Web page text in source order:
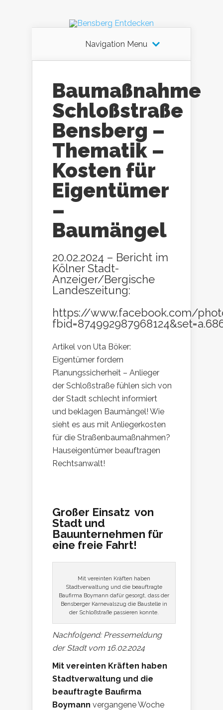
Navigation Menu
Baumaßnahme
Schloßstraße
Bensberg –
Thematik –
Kosten für
Eigentümer
–
Baumängel
20.02.2024 – Bericht im
Kölner Stadt-
Anzeiger/Bergische
Landeszeitung:
https://www.facebook.com/
Artikel von Uta Böker:
Eigentümer fordern
Planungssicherheit – Anlieger
der Schloßstraße fühlen sich von
der Stadt schlecht informiert
und beklagen Baumängel! Wie
sieht es aus mit Anliegerkosten
für die Straßenbaumaßnahmen?
Hauseigentümer beauftragen
Rechtsanwalt!
Großer Einsatz von
Stadt und
Bauunternehmen für
eine freie Fahrt!
Mit vereinten Kräften haben
Stadtverwaltung und die beauftragte
Baufirma Boymann dafür gesorgt, dass der
Bensberger Karnevalszug die Baustelle in
der Schloßstraße passieren konnte.
Nachfolgend: Pressemeldung
der Stadt vom 16.02.2024
Mit vereinten Kräften haben
Stadtverwaltung und die
beauftragte Baufirma
Boymann vergangene Woche